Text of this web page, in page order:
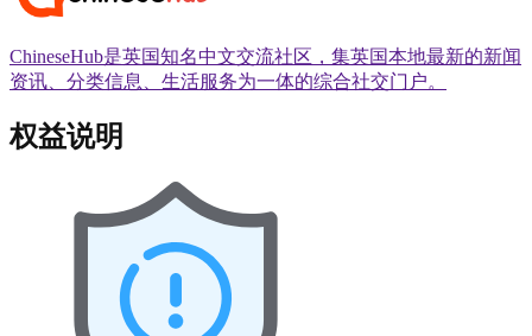
ChineseHub是英国知名中文交流社区，集英国本地最新的新闻
资讯、分类信息、生活服务为一体的综合社交门户。
权益说明